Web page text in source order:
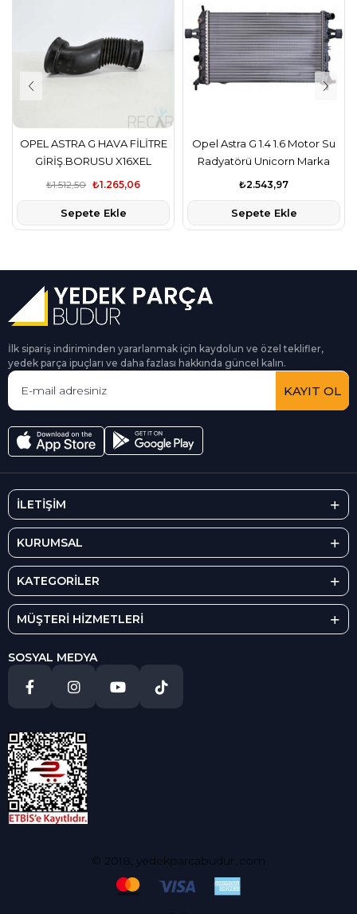
OPEL ASTRA G HAVA FİLİTRE
GİRİŞ.BORUSU X16XEL
₺1.265,06
₺1.512,50
Sepete Ekle
Opel Astra G 1.4 1.6 Motor Su
Radyatörü Unicorn Marka
₺2.543,97
Sepete Ekle
İlk sipariş indiriminden yararlanmak için kaydolun ve özel teklifler,
yedek parça ipuçları ve daha fazlası hakkında güncel kalın.
KAYIT OL
İLETİŞİM
KURUMSAL
KATEGORİLER
MÜŞTERİ HİZMETLERİ
SOSYAL MEDYA
© 2018, yedekparcabudur..com